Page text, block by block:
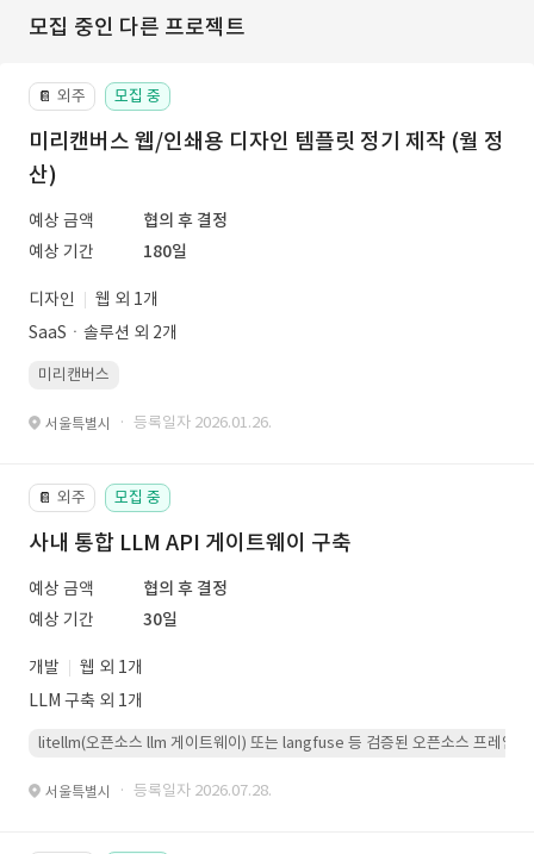
모집 중인 다른 프로젝트
📔 외주 모집 중
미리캔버스 웹/인쇄용 디자인 템플릿 정기 제작 (월 정
산)
예상 금액
협의 후 결정
예상 기간
180일
디자인
웹 외 1개
SaaSㆍ솔루션 외 2개
미리캔버스
서울특별시 · 등록일자 2026.01.26.
📔 외주 모집 중
사내 통합 LLM API 게이트웨이 구축
예상 금액
협의 후 결정
예상 기간
30일
개발
웹 외 1개
LLM 구축 외 1개
litellm(오픈소스 llm 게이트웨이) 또는 langfuse 등 검증된 오픈소스 프레임워
서울특별시 · 등록일자 2026.07.28.